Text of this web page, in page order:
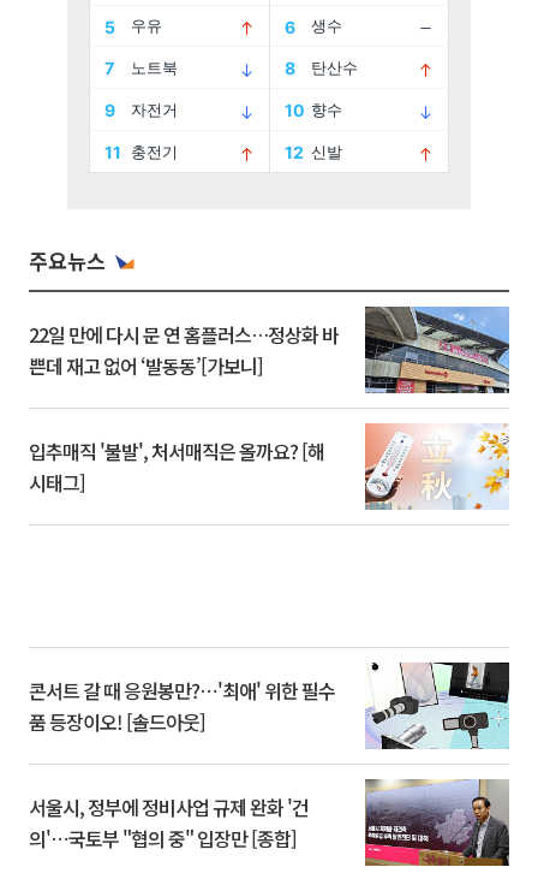
주요뉴스
22일 만에 다시 문 연 홈플러스…정상화 바
쁜데 재고 없어 ‘발동동’[가보니]
입추매직 '불발', 처서매직은 올까요? [해
시태그]
콘서트 갈 때 응원봉만?⋯'최애' 위한 필수
품 등장이오! [솔드아웃]
서울시, 정부에 정비사업 규제 완화 '건
의'⋯국토부 "협의 중" 입장만 [종합]